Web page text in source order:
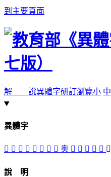
到主要頁面
解 說異體字研訂瀏覽小 中
異體字
󱏖 󱏠 𠆇 󱏜 󱏕 󱏘 󱏗 󱏢 奥 󱏤 󱏣 󱏟 󱏙 󱏝 󱏛
說 明